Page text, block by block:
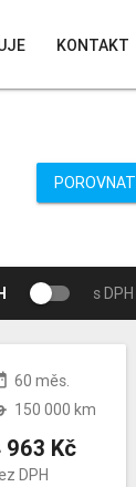
KONTAKT
POROVNAT
s DPH
60 měs.
150 000 km
963 Kč
DPH